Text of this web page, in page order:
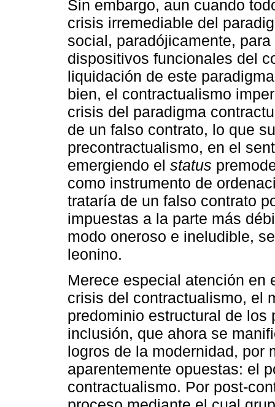
Sin embargo, aun cuando
crisis irremediable del
social, paradójicamente,
dispositivos funcionales del
liquidación de este
bien, el contractualismo
crisis del paradigma
de un falso contrato, lo que
precontractualismo, en el
emergiendo el status
como instrumento de
trataría de un falso contrato
impuestas a la parte más
modo oneroso e ineludible,
leonino.
Merece especial atención en
crisis del contractualismo, el
predominio estructural de
inclusión, que ahora se
logros de la modernidad, por
aparentemente opuestas: el
contractualismo. Por post-